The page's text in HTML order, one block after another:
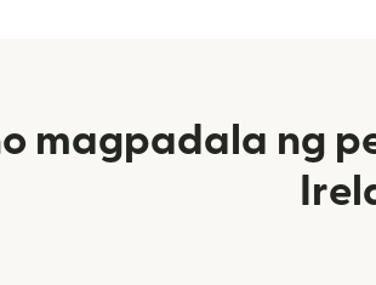
magpadala ng